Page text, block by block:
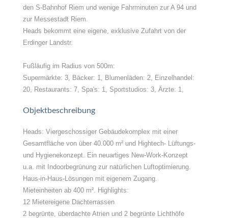
den S-Bahnhof Riem und wenige Fahrminuten zur A 94 und
zur Messestadt Riem.
Heads bekommt eine eigene, exklusive Zufahrt von der
Erdinger Landstr.
Fußläufig im Radius von 500m:
Supermärkte: 3, Bäcker: 1, Blumenläden: 2, Einzelhandel:
20, Restaurants: 7, Spa's: 1, Sportstudios: 3, Ärzte: 1,
Objektbeschreibung
Heads: Viergeschossiger Gebäudekomplex mit einer
Gesamtfläche von über 40.000 m² und Hightech- Lüftungs-
und Hygienekonzept. Ein neuartiges New-Work-Konzept
u.a. mit Indoorbegrünung zur natürlichen Luftoptimierung.
Haus-in-Haus-Lösungen mit eigenem Zugang.
Mieteinheiten ab 400 m². Highlights:
12 Mietereigene Dachterrassen
2 begrünte, überdachte Atrien und 2 begrünte Lichthöfe